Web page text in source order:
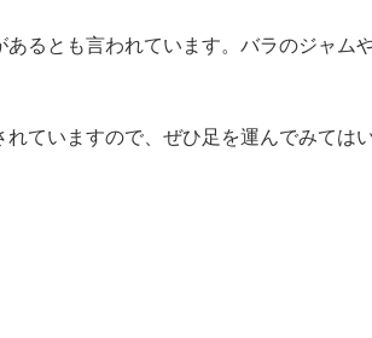
るとも言われています。バラのジャム
ていますので、ぜひ足を運んでみては